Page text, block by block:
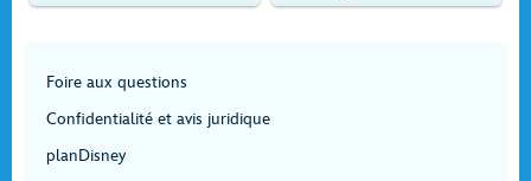
Foire aux questions
Confidentialité et avis juridique
planDisney